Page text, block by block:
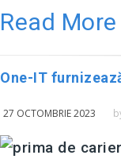
Read More
One-IT
27 OCTOMBRIE 2023